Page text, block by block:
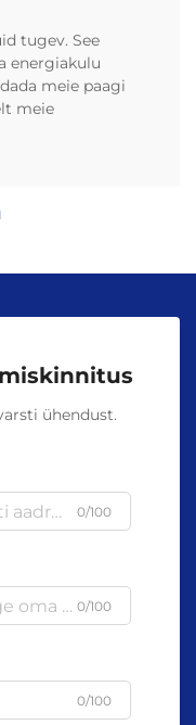
tugev. See
energiakulu
meie paagi
meie
ühendust.
0/100
0/100
0/100